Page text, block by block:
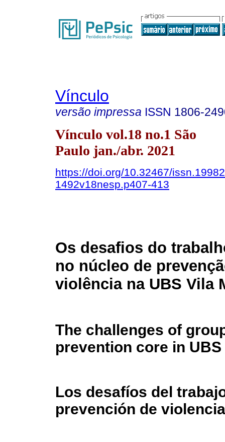
Vínculo
versão impressa ISSN 1806-
Vínculo vol.18 no.1 São
Paulo jan./abr. 2021
https://doi.org/10.32467/
1492v18nesp.p407-413
Os desafios do
no núcleo de
violência na UBS Vila
The challenges of
prevention core in UBS
Los desafíos del
prevención de